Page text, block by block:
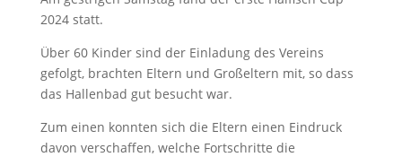
2024 statt.
Über 60 Kinder sind der Einladung des Vereins
gefolgt, brachten Eltern und Großeltern mit, so dass
das Hallenbad gut besucht war.
Zum einen konnten sich die Eltern einen Eindruck
davon verschaffen, welche Fortschritte die